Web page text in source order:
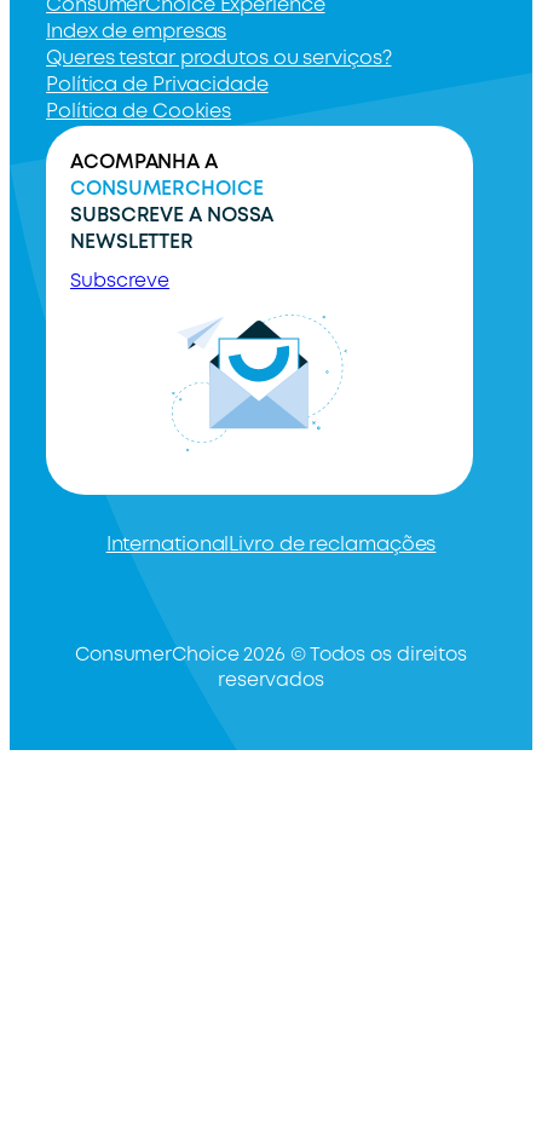
ConsumerChoice Experience
Index de empresas
Queres testar produtos ou serviços?
Política de Privacidade
Política de Cookies
ACOMPANHA A
CONSUMERCHOICE
SUBSCREVE A NOSSA
NEWSLETTER
Subscreve
International Livro de reclamações
ConsumerChoice 2026 © Todos os direitos
reservados